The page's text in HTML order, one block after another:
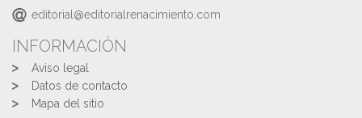
editorial@editorialrenacimiento.com
INFORMACIÓN
Aviso legal
Datos de contacto
Mapa del sitio